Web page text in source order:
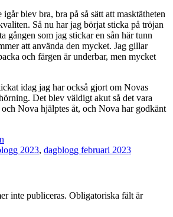
blev bra, bra på så sätt att masktätheten
Så nu har jag börjat sticka på tröjan
gången som jag stickar en sån här tunn
att använda den mycket. Jag gillar
och färgen är underbar, men mycket
idag jag har också gjort om Novas
Det blev väldigt akut så det vara
Nova hjälptes åt, och Nova har godkänt
2023, dagblogg februari 2023
inte publiceras. Obligatoriska fält är